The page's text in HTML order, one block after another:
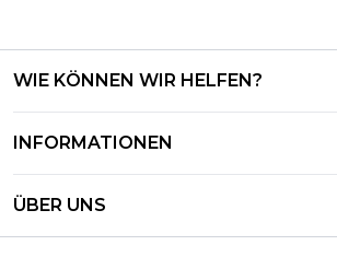
WIE KÖNNEN WIR HELFEN?
Meine Bestellung verfolgen &
Lieferoptionen
INFORMATIONEN
Geschäftsbedingungen –
ÜBER UNS